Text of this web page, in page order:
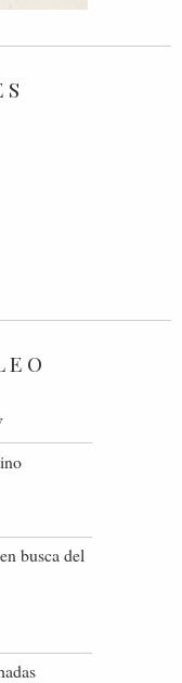
busca del